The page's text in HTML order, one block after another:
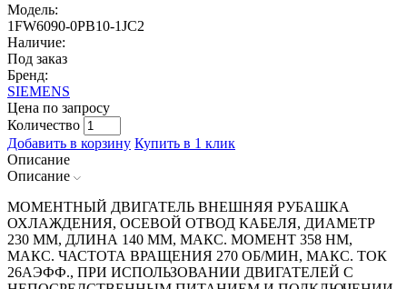
Модель:
1FW6090-0PB10-1JC2
Наличие:
Под заказ
Бренд:
SIEMENS
Цена по запросу
Количество
Добавить в корзину Купить в 1 клик
Описание
Описание
МОМЕНТНЫЙ ДВИГАТЕЛЬ ВНЕШНЯЯ РУБАШКА
ОХЛАЖДЕНИЯ, ОСЕВОЙ ОТВОД КАБЕЛЯ, ДИАМЕТР
230 ММ, ДЛИНА 140 ММ, МАКС. МОМЕНТ 358 HM,
МАКС. ЧАСТОТА ВРАЩЕНИЯ 270 ОБ/MИН, МАКС. ТОК
26АЭФФ., ПРИ ИСПОЛЬЗОВАНИИ ДВИГАТЕЛЕЙ С